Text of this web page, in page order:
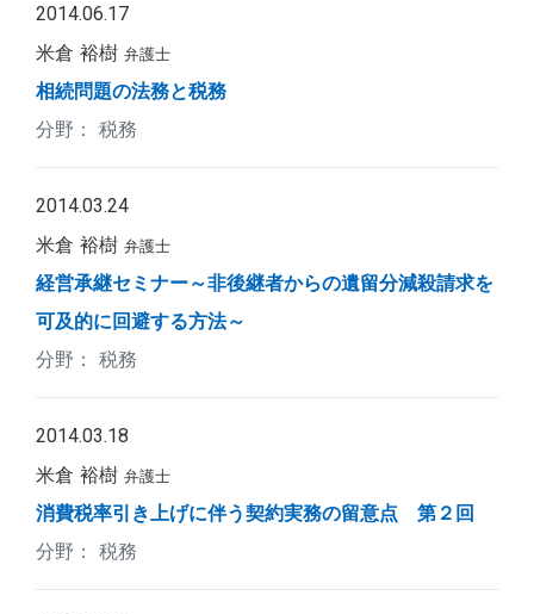
2014.06.17
米倉 裕樹 弁護士
相続問題の法務と税務
税務
2014.03.24
米倉 裕樹 弁護士
経営承継セミナー～非後継者からの遺留分減殺請求を
可及的に回避する方法～
税務
2014.03.18
米倉 裕樹 弁護士
消費税率引き上げに伴う契約実務の留意点 第２回
税務